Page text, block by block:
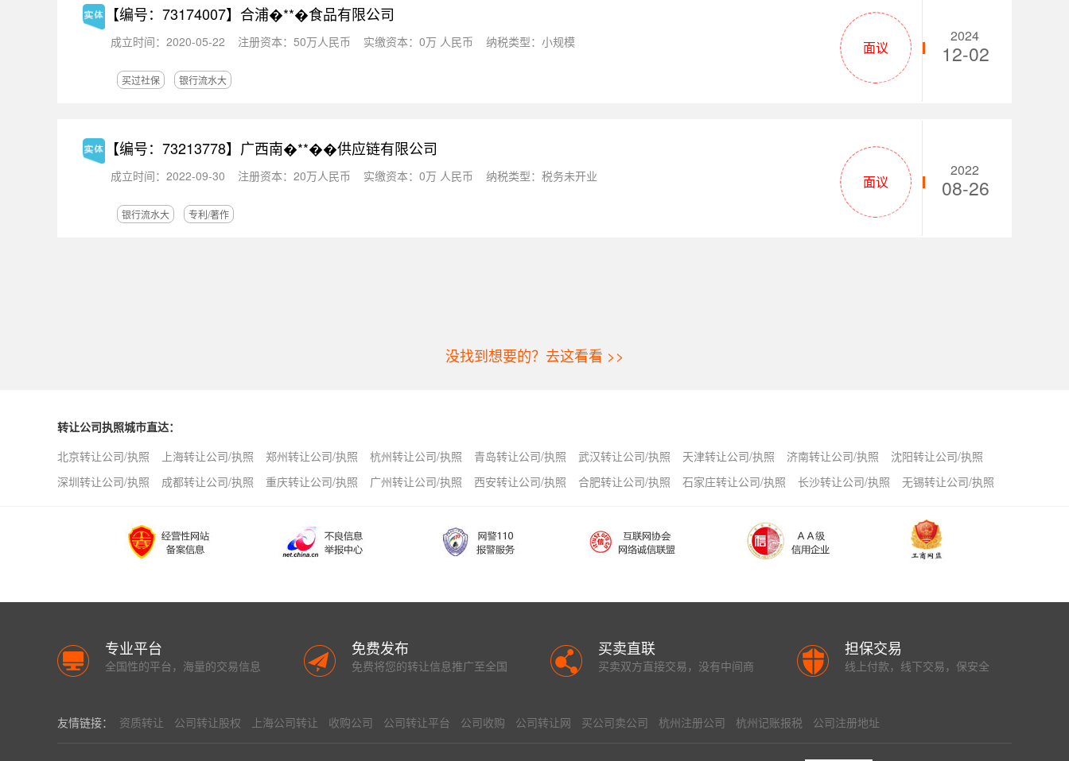
【编号：73174007】 合浦�**�食品有限公司
成立时间：2020-05-22 注册资本：50万人民币 实缴资本：0万 人民币 纳税类型：小规模 面议
买过社保 银行流水大
2024
12-02
【编号：73213778】 广西南�**��供应链有限公司
成立时间：2022-09-30 注册资本：20万人民币 实缴资本：0万 人民币 纳税类型：税务未开业 面议
银行流水大 专利/著作
2022
08-26
没找到想要的？去这看看 >>
转让公司执照城市直达：
北京转让公司/执照
上海转让公司/执照 郑州转让公司/执照 杭州转让公司/执照 青岛转让公司/执照 武汉转让公司/执照 天津转让公司/执照 济南转让公司/执照
沈阳转让公司/执照
深圳转让公司/执照
成都转让公司/执照 重庆转让公司/执照 广州转让公司/执照 西安转让公司/执照 合肥转让公司/执照 石家庄转让公司/执照 长沙转让公司/执照 无锡转让公司/执照
专业平台
全国性的平台，海量的交易信息
免费发布
免费将您的转让信息推广至全国
买卖直联
买卖双方直接交易，没有中间商
担保交易
线上付款，线下交易，保安全
友情链接： 资质转让 公司转让股权 上海公司转让 收购公司 公司转让平台 公司收购 公司转让网 买公司卖公司 杭州注册公司 杭州记账报税 公司注册地址